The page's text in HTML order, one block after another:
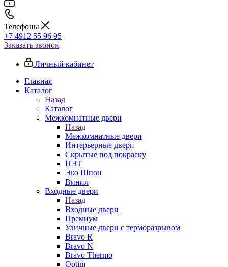
Телефоны
+7 4912 55 96 95
Заказать звонок
Личный кабинет
Главная
Каталог
Назад
Каталог
Межкомнатные двери
Назад
Межкомнатные двери
Интерьерные двери
Скрытые под покраску
ПЭТ
Эко Шпон
Винил
Входные двери
Назад
Входные двери
Премиум
Уличные двери с терморазрывом
Bravo R
Bravo N
Bravo Thermo
Optim